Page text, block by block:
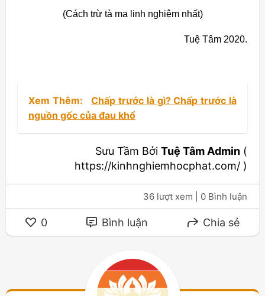
(Cách trừ tà ma linh nghiệm nhất)
Tuệ Tâm 2020.
Xem Thêm:
Chấp trước là gì? Chấp trước là
nguồn gốc của đau khổ
Sưu Tầm Bởi Tuệ Tâm Admin (
https://kinhnghiemhocphat.com/ )
36 lượt xem | 0 Bình luận
0 Bình luận Chia sẻ